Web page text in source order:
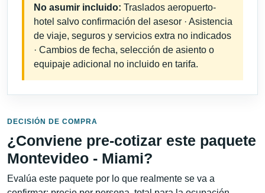
No asumir incluido: Traslados aeropuerto-
hotel salvo confirmación del asesor · Asistencia
de viaje, seguros y servicios extra no indicados
· Cambios de fecha, selección de asiento o
equipaje adicional no incluido en tarifa.
DECISIÓN DE COMPRA
¿Conviene pre-cotizar este paquete
Montevideo - Miami?
Evalúa este paquete por lo que realmente se va a